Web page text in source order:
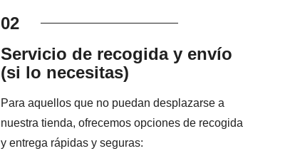
02
Servicio de recogida y envío
(si lo necesitas)
Para aquellos que no puedan desplazarse a
nuestra tienda, ofrecemos opciones de recogida
y entrega rápidas y seguras: